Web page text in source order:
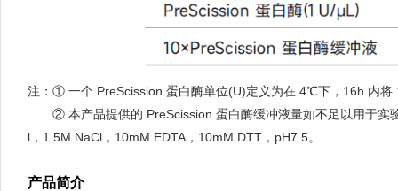
注：① 一个 PreScission 蛋白酶单位(U)定义为在 4℃下，16h 内将
② 本产品提供的 PreScission 蛋白酶缓冲液量如不足以用于实
l，1.5M NaCl，10mM EDTA，10mM DTT，pH7.5。
产品简介